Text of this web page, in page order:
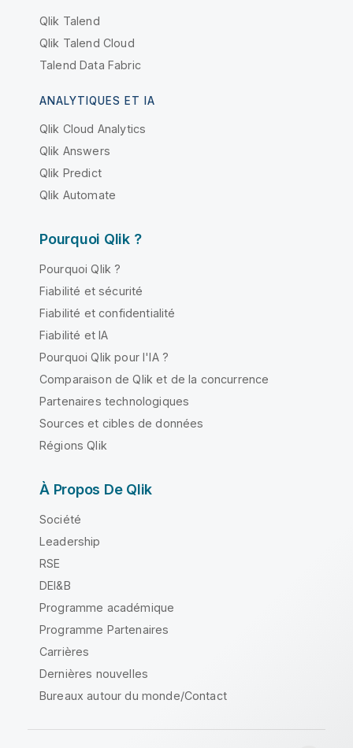
Qlik Talend
Qlik Talend Cloud
Talend Data Fabric
ANALYTIQUES ET IA
Qlik Cloud Analytics
Qlik Answers
Qlik Predict
Qlik Automate
Pourquoi Qlik ?
Pourquoi Qlik ?
Fiabilité et sécurité
Fiabilité et confidentialité
Fiabilité et IA
Pourquoi Qlik pour l'IA ?
Comparaison de Qlik et de la concurrence
Partenaires technologiques
Sources et cibles de données
Régions Qlik
À Propos De Qlik
Société
Leadership
RSE
DEI&B
Programme académique
Programme Partenaires
Carrières
Dernières nouvelles
Bureaux autour du monde/Contact